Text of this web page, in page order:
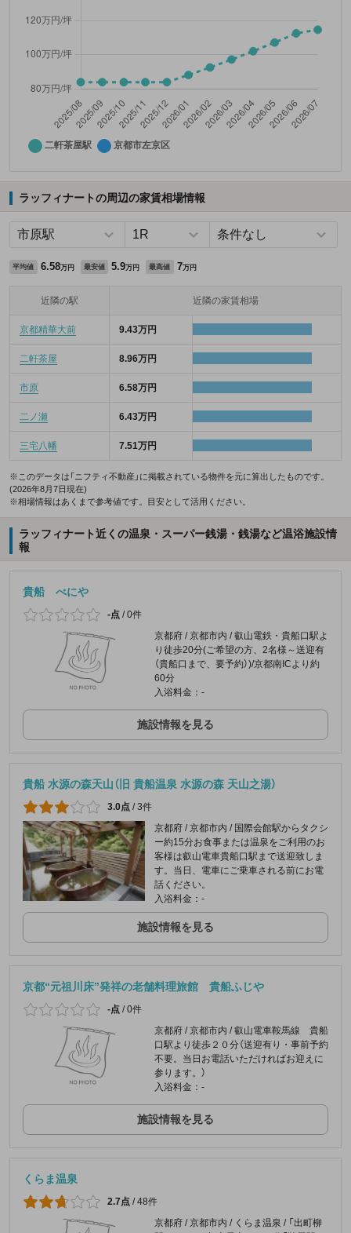
ラッフィナートの周辺の家賃相場情報
平均値 6.58万円 最安値 5.9万円 最高値 7万円
近隣の駅 近隣の家賃相場
京都精華大前 9.43万円
二軒茶屋 8.96万円
市原 6.58万円
二ノ瀬 6.43万円
三宅八幡 7.51万円
※このデータは「ニフティ不動産」に掲載されている物件を元に算出したものです。
(2026年8月7日現在)
※相場情報はあくまで参考値です。目安として活用ください。
ラッフィナート近くの温泉・スーパー銭湯・銭湯など温浴施設情
報
貴船 べにや
-点 /0件
京都府 / 京都市内 / 叡山電鉄・貴船口駅よ
り徒歩20分(ご希望の方、2名様～送迎有
（貴船口まで、要予約）)/京都南ICより約
60分
入浴料金：-
施設情報を見る
貴船 水源の森天山（旧 貴船温泉 水源の森 天山之湯）
3.0点 /3件
京都府 / 京都市内 / 国際会館駅からタクシ
ー約15分お食事または温泉をご利用のお
客様は叡山電車貴船口駅まで送迎致しま
す。当日、電車にご乗車される前にお電
話ください。
入浴料金：-
施設情報を見る
京都“元祖川床”発祥の老舗料理旅館 貴船ふじや
-点 /0件
京都府 / 京都市内 / 叡山電車鞍馬線 貴船
口駅より徒歩２０分（送迎有り・事前予約
不要。当日お電話いただければお迎えに
参ります。）
入浴料金：-
施設情報を見る
くらま温泉
2.7点 /48件
京都府 / 京都市内 / くらま温泉 / 「出町柳